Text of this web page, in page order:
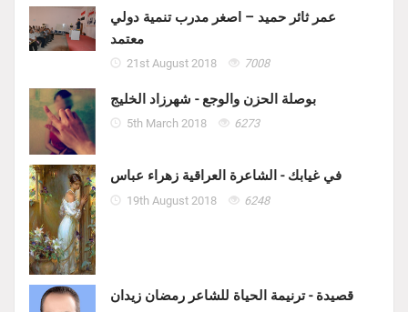
عمر ثائر حميد – اصغر مدرب تنمية دولي
معتمد
21st August 2018 7008
بوصلة الحزن والوجع - شهرزاد الخليج
5th March 2018 6273
في غيابك - الشاعرة العراقية زهراء عباس
19th August 2018 6248
قصيدة - ترنيمة الحياة للشاعر رمضان زيدان